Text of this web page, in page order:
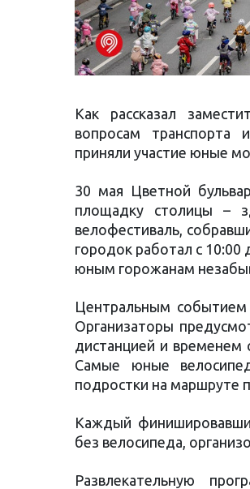
Как рассказал
вопросам транспорта
приняли участие юные
30 мая Цветной
площадку столицы –
велофестиваль,
городок работал с
юным горожанам
Центральным событием
Организаторы
дистанцией и временем
Самые юные
подростки на маршруте
Каждый
без велосипеда,
Развлекательную